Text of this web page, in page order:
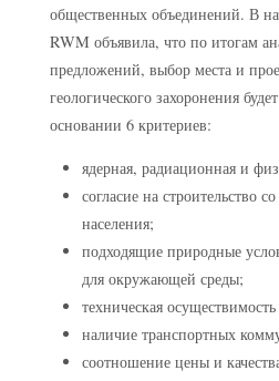
общественных объединений. В
RWM объявила, что по итогам
предложений, выбор места и
геологического захоронения
основании 6 критериев:
ядерная, радиационная и
согласие на строительство
населения;
подходящие природные
для окружающей среды;
техническая
наличие транспортных
соотношение цены и